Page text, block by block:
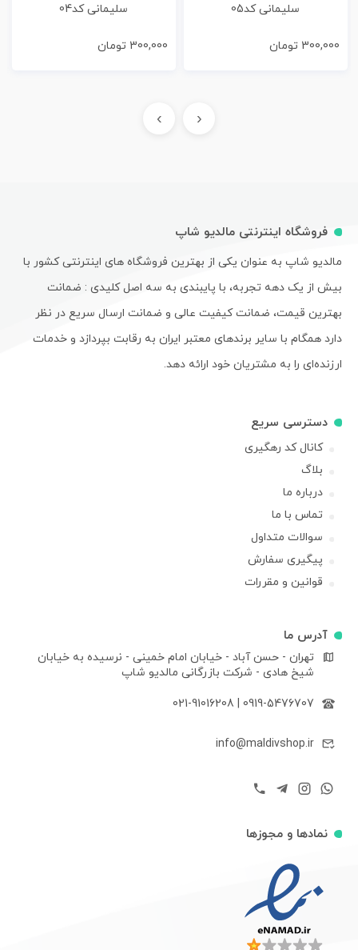
سلیمانی کد05
300,000 تومان
سلیمانی کد04
300,000 تومان
‹
›
فروشگاه اینترنتی مالدیو شاپ
مالدیو شاپ به عنوان یکی از بهترین فروشگاه های اینترنتی کشور با
بیش از یک دهه تجربه، با پایبندی به سه اصل کلیدی : ضمانت
بهترین قیمت، ضمانت کیفیت عالی و ضمانت ارسال سریع در نظر
دارد همگام با سایر برندهای معتبر ایران به رقابت بپردازد و خدمات
ارزنده‌ای را به مشتریان خود ارائه دهد.
دسترسی سریع
کانال کد رهگیری
بلاگ
درباره ما
تماس با ما
سوالات متداول
پیگیری سفارش
قوانین و مقررات
آدرس ما
تهران - حسن آباد - خیابان امام خمینی - نرسیده به خیابان
شیخ هادی - شرکت بازرگانی مالدیو شاپ
0919-5476707
021-91016208
info@maldivshop.ir
نمادها و مجوزها